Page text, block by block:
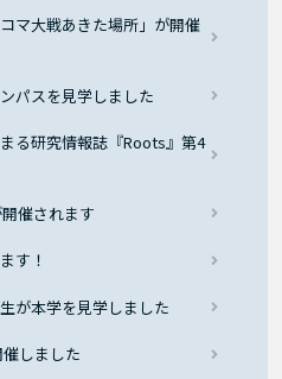
マ大戦あきた場所」が開催
パスを見学しました
る研究情報誌『Roots』第4
催されます
す！
が本学を見学しました
しました